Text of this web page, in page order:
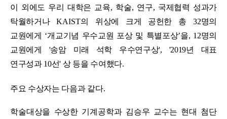
이 외에도 우리 대학은 교육, 학술, 연구, 국제협력 성과가
탁월하거나KAIST의 위상에 크게 공헌한 총 32명의
교원에게 ‘개교기념 우수교원 포상 및 특별포상’을, 12명의
교원에게 '송암 미래 석학 우수연구상', '2019년 대표
연구성과 10선' 상 등을 수여했다.
주요 수상자는 다음과 같다.
학술대상을 수상한 기계공학과 김승우 교수는 현대 첨단